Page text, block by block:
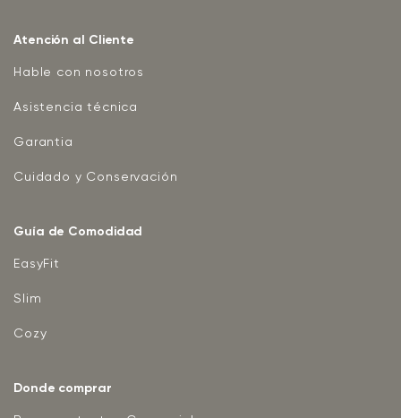
Atención al Cliente
Hable con nosotros
Asistencia técnica
Garantia
Cuidado y Conservación
Guía de Comodidad
EasyFit
Slim
Cozy
Donde comprar